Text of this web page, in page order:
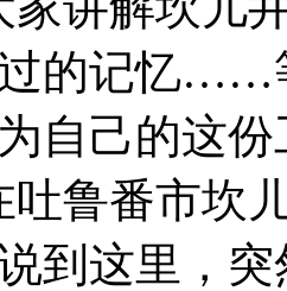
的记忆……
自己的这
鲁番市坎
到这里，